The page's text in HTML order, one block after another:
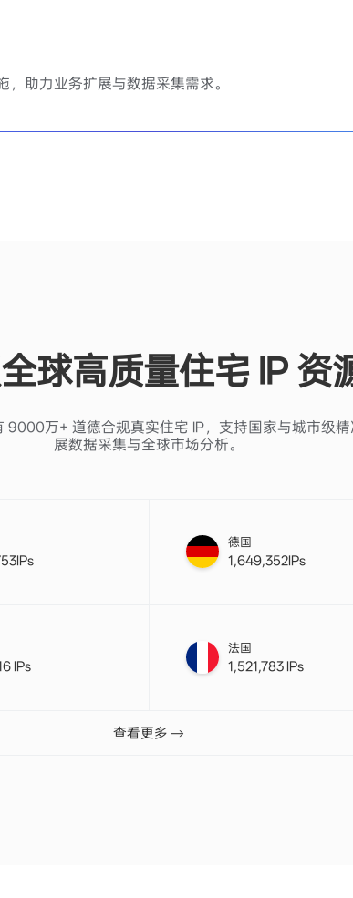
助力业务扩展与数据采集需求。
球高质量住宅 IP 资
9000万+ 道德合规真实住宅 IP，支持国家与城市级
展数据采集与全球市场分析。
德国
1,649,352IPs
IPs
法国
1,521,783 IPs
查看更多 →